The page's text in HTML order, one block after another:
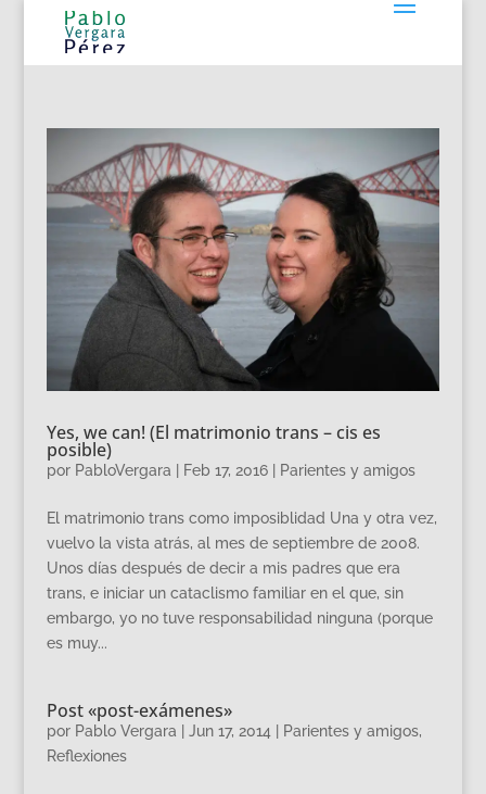
Yes, we can! (El matrimonio trans – cis es
posible)
por PabloVergara Feb 17, 2016| Parientes y amigos
El matrimonio trans como imposiblidad Una y otra vez,
vuelvo la vista atrás, al mes de septiembre de 2008.
Unos días después de decir a mis padres que era
trans, e iniciar un cataclismo familiar en el que, sin
embargo, yo no tuve responsabilidad ninguna (porque
es muy...
Post «post-exámenes»
por Pablo Vergara Jun 17, 2014 Parientes y amigos,
Reflexiones